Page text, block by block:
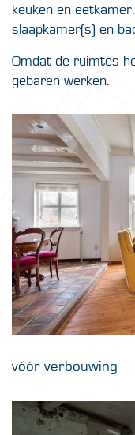
keuken en
slaapkamer(s) en
Omdat de ruimtes
gebaren werken.
vóór verbouwing